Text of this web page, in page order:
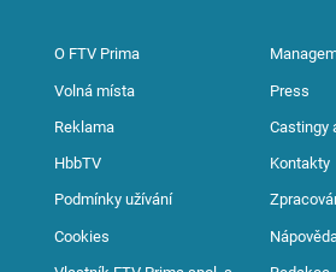
O FTV Prima
Volná místa Press
Reklama Castingy
HbbTV Kontakty
Podmínky užívání
Cookies